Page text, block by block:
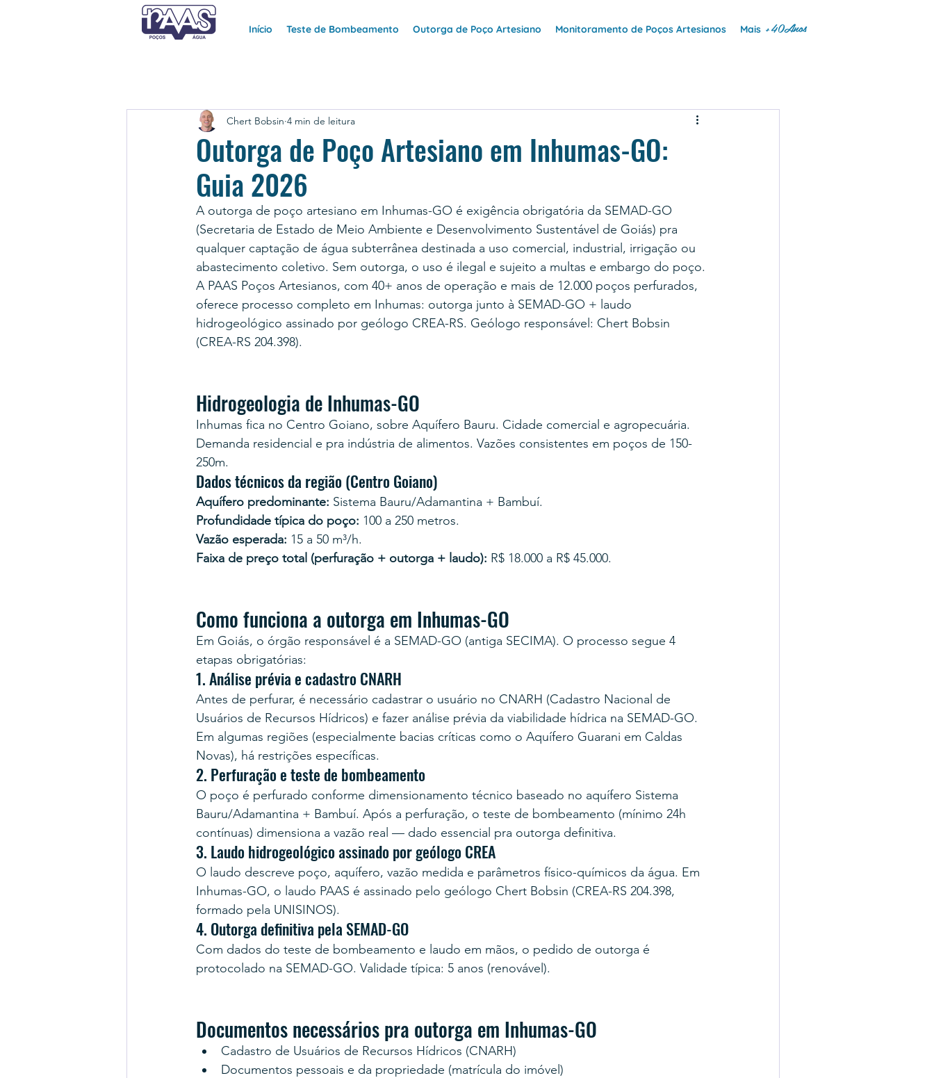
Início Teste de Bombeamento Outorga de Poço Artesiano Monitoramento de Poços Artesianos Mais +40Anos
Outorga de Poço Artesiano em Inhumas-GO:
Guia 2026
Chert Bobsin 4 min de leitura
A outorga de poço artesiano em Inhumas-GO é exigência obrigatória da SEMAD-GO
(Secretaria de Estado de Meio Ambiente e Desenvolvimento Sustentável de Goiás) pra
qualquer captação de água subterrânea destinada a uso comercial, industrial, irrigação ou
abastecimento coletivo. Sem outorga, o uso é ilegal e sujeito a multas e embargo do poço.
A PAAS Poços Artesianos, com 40+ anos de operação e mais de 12.000 poços perfurados,
oferece processo completo em Inhumas: outorga junto à SEMAD-GO + laudo
hidrogeológico assinado por geólogo CREA-RS. Geólogo responsável: Chert Bobsin
(CREA-RS 204.398).
Hidrogeologia de Inhumas-GO
Inhumas fica no Centro Goiano, sobre Aquífero Bauru. Cidade comercial e agropecuária.
Demanda residencial e pra indústria de alimentos. Vazões consistentes em poços de 150-
250m.
Dados técnicos da região (Centro Goiano)
Aquífero predominante: Sistema Bauru/Adamantina + Bambuí.
Profundidade típica do poço: 100 a 250 metros.
Vazão esperada: 15 a 50 m³/h.
Faixa de preço total (perfuração + outorga + laudo): R$ 18.000 a R$ 45.000.
Como funciona a outorga em Inhumas-GO
Em Goiás, o órgão responsável é a SEMAD-GO (antiga SECIMA). O processo segue 4
etapas obrigatórias:
1. Análise prévia e cadastro CNARH
Antes de perfurar, é necessário cadastrar o usuário no CNARH (Cadastro Nacional de
Usuários de Recursos Hídricos) e fazer análise prévia da viabilidade hídrica na SEMAD-GO.
Em algumas regiões (especialmente bacias críticas como o Aquífero Guarani em Caldas
Novas), há restrições específicas.
2. Perfuração e teste de bombeamento
O poço é perfurado conforme dimensionamento técnico baseado no aquífero Sistema
Bauru/Adamantina + Bambuí. Após a perfuração, o teste de bombeamento (mínimo 24h
contínuas) dimensiona a vazão real — dado essencial pra outorga definitiva.
3. Laudo hidrogeológico assinado por geólogo CREA
O laudo descreve poço, aquífero, vazão medida e parâmetros físico-químicos da água. Em
Inhumas-GO, o laudo PAAS é assinado pelo geólogo Chert Bobsin (CREA-RS 204.398,
formado pela UNISINOS).
4. Outorga definitiva pela SEMAD-GO
Com dados do teste de bombeamento e laudo em mãos, o pedido de outorga é
protocolado na SEMAD-GO. Validade típica: 5 anos (renovável).
Documentos necessários pra outorga em Inhumas-GO
Cadastro de Usuários de Recursos Hídricos (CNARH)
Documentos pessoais e da propriedade (matrícula do imóvel)